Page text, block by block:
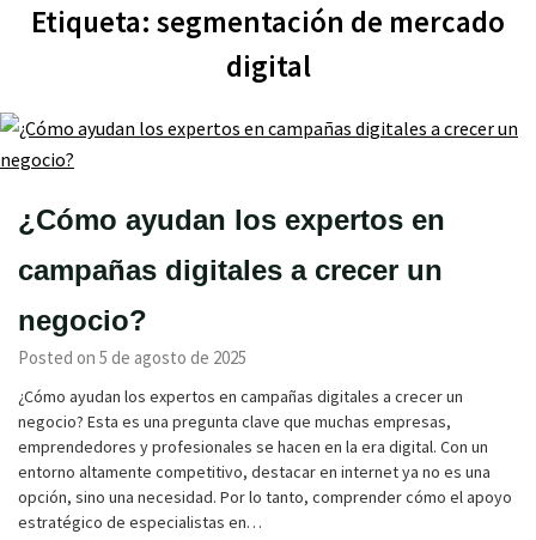
Etiqueta: segmentación de mercado
digital
¿Cómo ayudan los expertos en
campañas digitales a crecer un
negocio?
Posted on 5 de agosto de 2025
¿Cómo ayudan los expertos en campañas digitales a crecer un
negocio? Esta es una pregunta clave que muchas empresas,
emprendedores y profesionales se hacen en la era digital. Con un
entorno altamente competitivo, destacar en internet ya no es una
opción, sino una necesidad. Por lo tanto, comprender cómo el apoyo
estratégico de especialistas en…